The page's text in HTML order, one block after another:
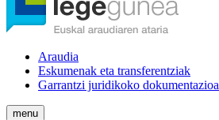
Araudia
Eskumenak eta transferentziak
Garrantzi juridikoko dokumentazioa
menu